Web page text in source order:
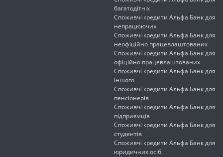
багатодітніх
Споживчі кредити Альфа Банк для
непрацюючих
Споживчі кредити Альфа Банк для
неофіційно працевлаштованих
Споживчі кредити Альфа Банк для
офіційно працевлаштованих
Споживчі кредити Альфа Банк для
іншого
Споживчі кредити Альфа Банк для
пенсіонерів
Споживчі кредити Альфа Банк для
підприємців
Споживчі кредити Альфа Банк для
студентів
Споживчі кредити Альфа Банк для
юридичних осіб